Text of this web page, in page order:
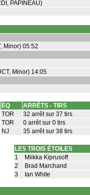
PAPINEAU)
Minor) 05:52
Minor) 14:05
ÉQ
ARRÊTS - TIRS
TOR
32 arrêt sur 37 tirs
TOR
0 arrêt sur 0 tirs
NJ 35 arrêt sur 38 tirs
LES TROIS ÉTOILES
1
Miikka Kiprusoff
2
Brad Marchand
3
Ian White